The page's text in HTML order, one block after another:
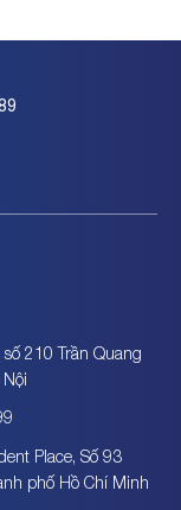
210 Trần Quang
Place, Số 93
phố Hồ Chí Minh